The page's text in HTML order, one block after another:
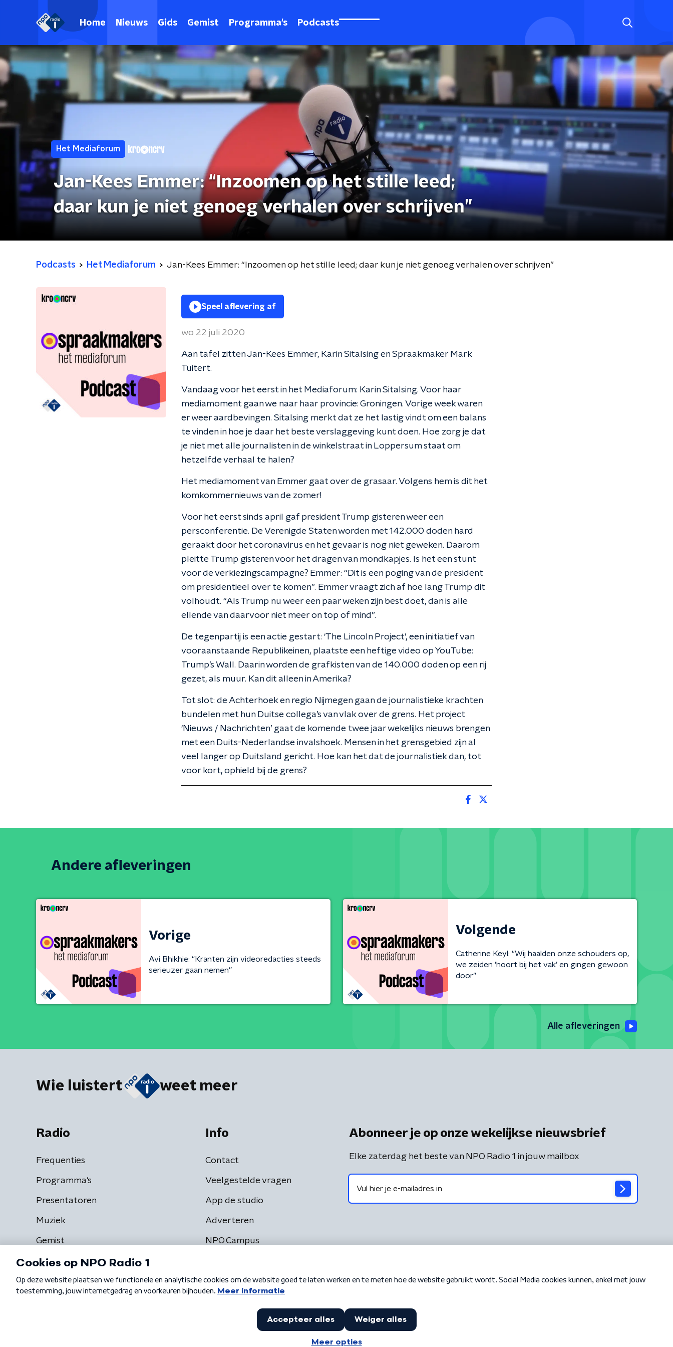
Home Nieuws Gids Gemist Programma's Podcasts
Het Mediaforum
Jan-Kees Emmer: “Inzoomen op het stille leed;
daar kun je niet genoeg verhalen over schrijven”
Podcasts Het Mediaforum Jan-Kees Emmer: “Inzoomen op het stille leed; daar kun je niet genoeg verhalen over schrijven”
Speel aflevering af
wo 22 juli 2020
Aan tafel zitten Jan-Kees Emmer, Karin Sitalsing en Spraakmaker Mark
Tuitert.
Vandaag voor het eerst in het Mediaforum: Karin Sitalsing. Voor haar
mediamoment gaan we naar haar provincie: Groningen. Vorige week waren
er weer aardbevingen. Sitalsing merkt dat ze het lastig vindt om een balans
te vinden in hoe je daar het beste verslaggeving kunt doen. Hoe zorg je dat
je niet met alle journalisten in de winkelstraat in Loppersum staat om
hetzelfde verhaal te halen?
Het mediamoment van Emmer gaat over de grasaar. Volgens hem is dit het
komkommernieuws van de zomer!
Voor het eerst sinds april gaf president Trump gisteren weer een
persconferentie. De Verenigde Staten worden met 142.000 doden hard
geraakt door het coronavirus en het gevaar is nog niet geweken. Daarom
pleitte Trump gisteren voor het dragen van mondkapjes. Is het een stunt
voor de verkiezingscampagne? Emmer: “Dit is een poging van de president
om presidentieel over te komen”. Emmer vraagt zich af hoe lang Trump dit
volhoudt. “Als Trump nu weer een paar weken zijn best doet, dan is alle
ellende van daarvoor niet meer on top of mind”.
De tegenpartij is een actie gestart: ‘The Lincoln Project’, een initiatief van
vooraanstaande Republikeinen, plaatste een heftige video op YouTube:
Trump’s Wall. Daarin worden de grafkisten van de 140.000 doden op een rij
gezet, als muur. Kan dit alleen in Amerika?
Tot slot: de Achterhoek en regio Nijmegen gaan de journalistieke krachten
bundelen met hun Duitse collega’s van vlak over de grens. Het project
‘Nieuws / Nachrichten’ gaat de komende twee jaar wekelijks nieuws brengen
met een Duits-Nederlandse invalshoek. Mensen in het grensgebied zijn al
veel langer op Duitsland gericht. Hoe kan het dat de journalistiek dan, tot
voor kort, ophield bij de grens?
Andere afleveringen
Vorige
Avi Bhikhie: “Kranten zijn videoredacties steeds
serieuzer gaan nemen”
Volgende
Catherine Keyl: “Wij haalden onze schouders op,
we zeiden ‘hoort bij het vak’ en gingen gewoon
door”
Alle afleveringen
Wie luistert weet meer
Radio
Frequenties
Programma's
Presentatoren
Muziek
Gemist
Info
Contact
Veelgestelde vragen
App de studio
Adverteren
NPO Campus
Abonneer je op onze wekelijkse nieuwsbrief
Elke zaterdag het beste van NPO Radio 1 in jouw mailbox
Algemene voorwaarden Privacybeleid